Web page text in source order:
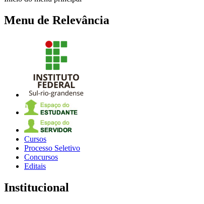
Menu de Relevância
Cursos
Processo Seletivo
Concursos
Editais
Institucional